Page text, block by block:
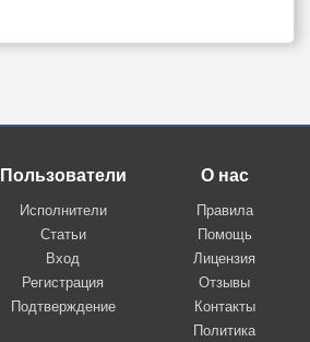
Пользователи
Исполнители
Статьи
Вход
Регистрация
Подтверждение
О нас
Правила
Помощь
Лицензия
Отзывы
Контакты
Политика